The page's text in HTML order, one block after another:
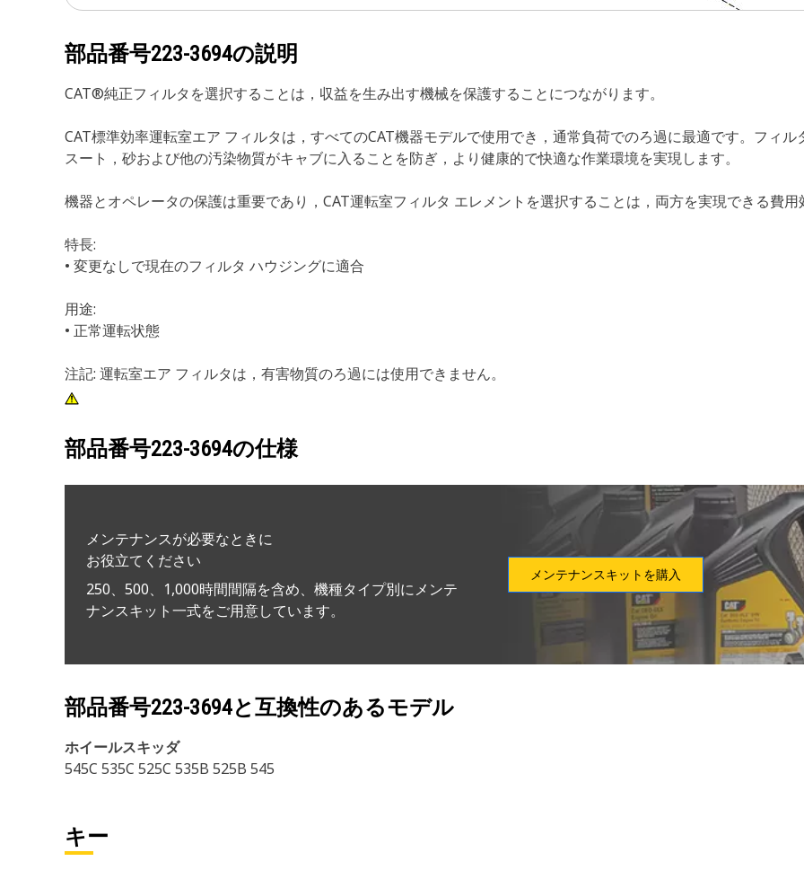
部品番号223-3694の説明
CAT®純正フィルタを選択することは，収益を生み出す機械を保護することにつながります。
CAT標準効率運転室エア フィルタは，すべてのCAT機器モデルで使用でき，通常負荷でのろ過に最適です。フィ
スート，砂および他の汚染物質がキャブに入ることを防ぎ，より健康的で快適な作業環境を実現します。
機器とオペレータの保護は重要であり，CAT運転室フィルタ エレメントを選択することは，両方を実現できる費
特長:
• 変更なしで現在のフィルタ ハウジングに適合
用途:
• 正常運転状態
注記: 運転室エア フィルタは，有害物質のろ過には使用できません。
部品番号223-3694の仕様
メンテナンスが必要なときに
お役立てください
250、500、1,000時間間隔を含め、機種タイプ別にメンテ
ナンスキット一式をご用意しています。
メンテナンスキットを購入
部品番号223-3694と互換性のあるモデル
ホイールスキッダ
545C 535C 525C 535B 525B 545
キー